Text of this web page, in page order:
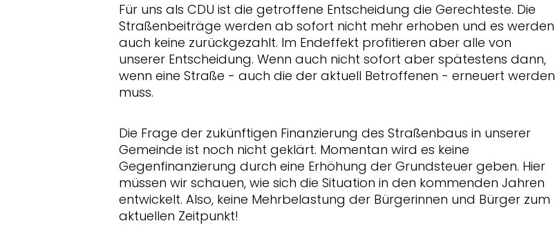
Für uns als CDU ist die getroffene Entscheidung die Gerechteste. Die
Straßenbeiträge werden ab sofort nicht mehr erhoben und es werden
auch keine zurückgezahlt. Im Endeffekt profitieren aber alle von
unserer Entscheidung. Wenn auch nicht sofort aber spätestens dann,
wenn eine Straße - auch die der aktuell Betroffenen - erneuert werden
muss.
Die Frage der zukünftigen Finanzierung des Straßenbaus in unserer
Gemeinde ist noch nicht geklärt. Momentan wird es keine
Gegenfinanzierung durch eine Erhöhung der Grundsteuer geben. Hier
müssen wir schauen, wie sich die Situation in den kommenden Jahren
entwickelt. Also, keine Mehrbelastung der Bürgerinnen und Bürger zum
aktuellen Zeitpunkt!